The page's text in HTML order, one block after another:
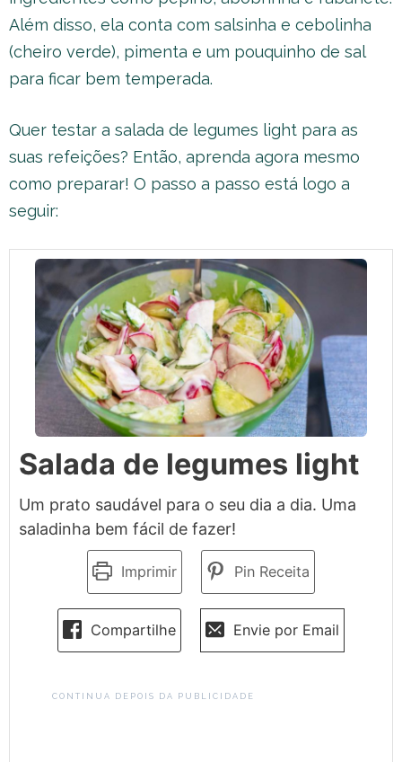
Além disso, ela conta com salsinha e cebolinha
(cheiro verde), pimenta e um pouquinho de sal
para ficar bem temperada.
Quer testar a salada de legumes light para as
suas refeições? Então, aprenda agora mesmo
como preparar! O passo a passo está logo a
seguir:
Salada de legumes light
Um prato saudável para o seu dia a dia. Uma
saladinha bem fácil de fazer!
Imprimir Pin Receita
Compartilhe Envie por Email
CONTINUA DEPOIS DA PUBLICIDADE